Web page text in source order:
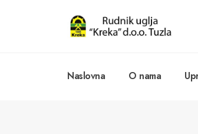
Naslovna O nama